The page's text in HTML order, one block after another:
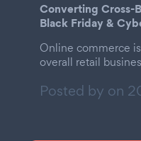
Converting Cross-
Black Friday &
Online commerce
overall retail
Posted by on